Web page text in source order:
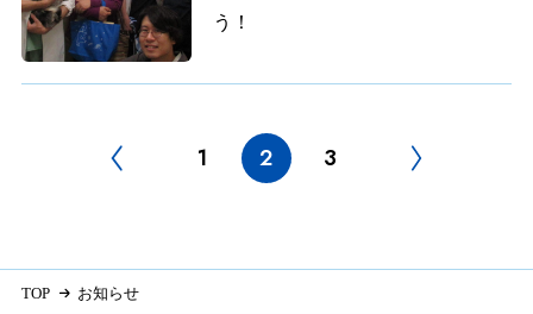
う！
1 2 3
TOP お知らせ